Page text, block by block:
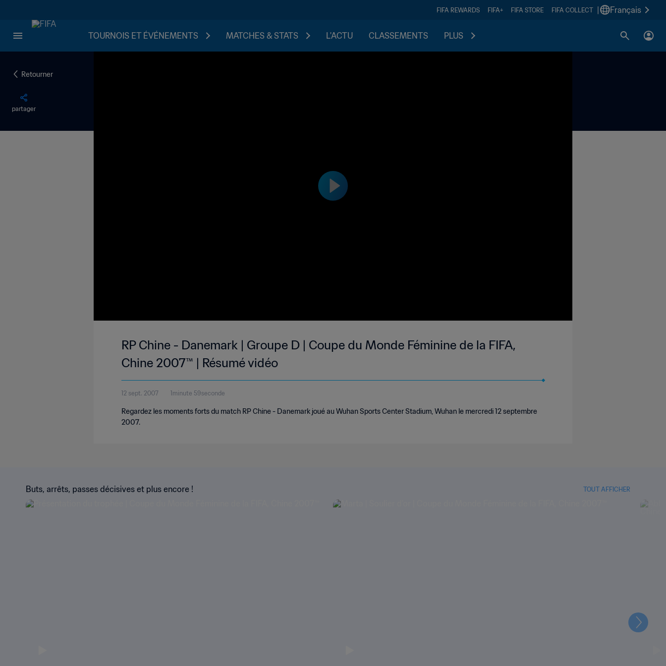
FIFA REWARDS FIFA+ FIFA STORE FIFA COLLECT Français
TOURNOIS ET ÉVÉNEMENTS MATCHES & STATS L'ACTU CLASSEMENTS PLUS
Retourner
partager
RP Chine - Danemark | Groupe D | Coupe du Monde Féminine de la FIFA,
Chine 2007™ | Résumé vidéo
12 sept. 2007 1minute 59seconde
Regardez les moments forts du match RP Chine - Danemark joué au Wuhan Sports Center Stadium, Wuhan le mercredi 12 septembre
2007.
Buts, arrêts, passes décisives et plus encore ! TOUT AFFICHER
Suivant